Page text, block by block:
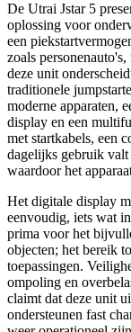
De Utrai Jstar 5
oplossing voor
een
zoals
deze unit
traditionele
moderne apparaten,
display en een
met startkabels, een
dagelijks gebruik
waardoor het
Het digitale display
eenvoudig, iets wat
prima voor het
objecten; het bereik
toepassingen.
ompoling en
claimt dat deze unit
ondersteunen fast